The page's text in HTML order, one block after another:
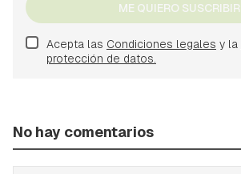
ME QUIERO SUSCRIBIR
Acepta las Condiciones legales y la
protección de datos.
No hay comentarios